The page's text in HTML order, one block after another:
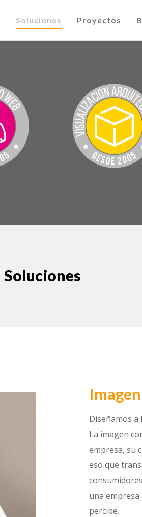
Soluciones Proyectos
Soluciones
Diseñamos a
La imagen
empresa, su
eso que
una empresa
percibe.